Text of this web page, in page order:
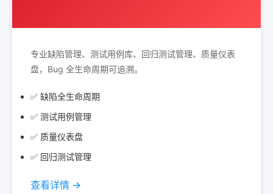
专业缺陷管理、测试用例库、回归测试管理、质量仪表
盘，Bug 全生命周期可追溯。
✅ 缺陷全生命周期
✅ 测试用例管理
✅ 质量仪表盘
✅ 回归测试管理
查看详情 →